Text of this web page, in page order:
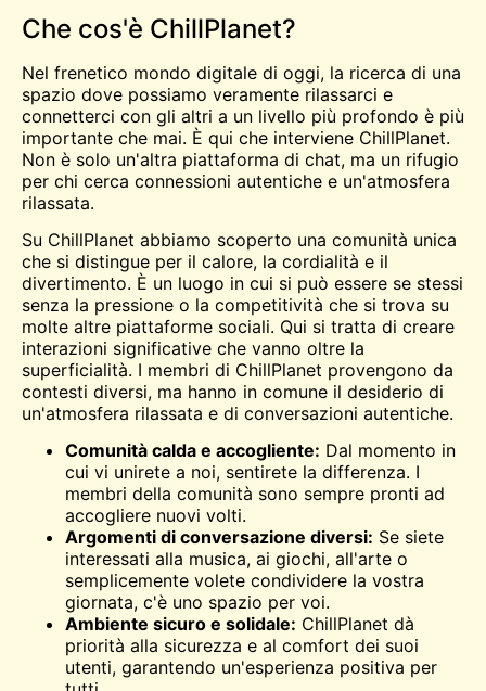
Che cos'è ChillPlanet?
Nel frenetico mondo digitale di oggi, la ricerca di una
spazio dove possiamo veramente rilassarci e
connetterci con gli altri a un livello più profondo è più
importante che mai. È qui che interviene ChillPlanet.
Non è solo un'altra piattaforma di chat, ma un rifugio
per chi cerca connessioni autentiche e un'atmosfera
rilassata.
Su ChillPlanet abbiamo scoperto una comunità unica
che si distingue per il calore, la cordialità e il
divertimento. È un luogo in cui si può essere se stessi
senza la pressione o la competitività che si trova su
molte altre piattaforme sociali. Qui si tratta di creare
interazioni significative che vanno oltre la
superficialità. I membri di ChillPlanet provengono da
contesti diversi, ma hanno in comune il desiderio di
un'atmosfera rilassata e di conversazioni autentiche.
Comunità calda e accogliente: Dal momento in
cui vi unirete a noi, sentirete la differenza. I
membri della comunità sono sempre pronti ad
accogliere nuovi volti.
Argomenti di conversazione diversi: Se siete
interessati alla musica, ai giochi, all'arte o
semplicemente volete condividere la vostra
giornata, c'è uno spazio per voi.
Ambiente sicuro e solidale: ChillPlanet dà
priorità alla sicurezza e al comfort dei suoi
utenti, garantendo un'esperienza positiva per